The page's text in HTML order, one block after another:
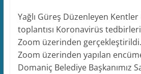
Yağlı Güreş Düzenleyen
toplantısı Koronavirüs
Zoom üzerinden gerçekleştirildi.
Zoom üzerinden yapılan
Domaniç Belediye Başkanımız